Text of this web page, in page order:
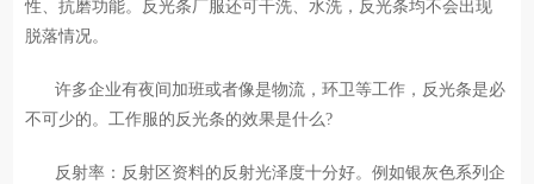
性、抗磨功能。反光条厂服还可干洗、水洗，反光条均不会出现
脱落情况。
许多企业有夜间加班或者像是物流，环卫等工作，反光条是必
不可少的。工作服的反光条的效果是什么?
反射率：反射区资料的反射光泽度十分好。例如银灰色系列企